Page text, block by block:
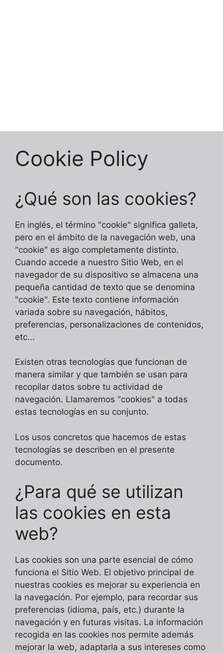
Cookie Policy
¿Qué son las cookies?
En inglés, el término "cookie" significa galleta,
pero en el ámbito de la navegación web, una
"cookie" es algo completamente distinto.
Cuando accede a nuestro Sitio Web, en el
navegador de su dispositivo se almacena una
pequeña cantidad de texto que se denomina
"cookie". Este texto contiene información
variada sobre su navegación, hábitos,
preferencias, personalizaciones de contenidos,
etc...
Existen otras tecnologías que funcionan de
manera similar y que también se usan para
recopilar datos sobre tu actividad de
navegación. Llamaremos "cookies" a todas
estas tecnologías en su conjunto.
Los usos concretos que hacemos de estas
tecnologías se describen en el presente
documento.
¿Para qué se utilizan
las cookies en esta
web?
Las cookies son una parte esencial de cómo
funciona el Sitio Web. El objetivo principal de
nuestras cookies es mejorar su experiencia en
la navegación. Por ejemplo, para recordar sus
preferencias (idioma, país, etc.) durante la
navegación y en futuras visitas. La información
recogida en las cookies nos permite además
mejorar la web, adaptarla a sus intereses como